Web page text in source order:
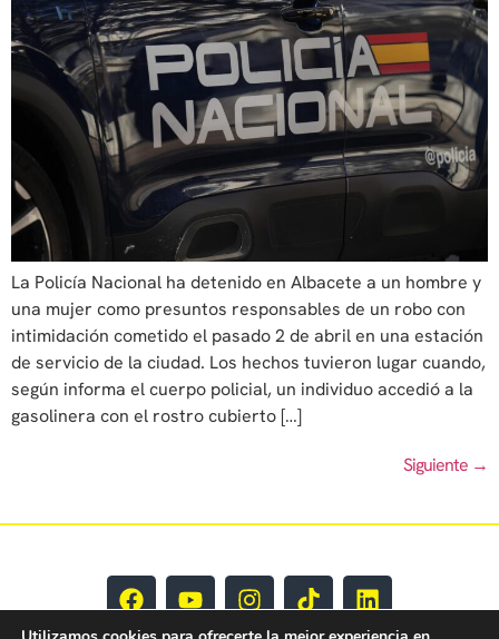
La Policía Nacional ha detenido en Albacete a un hombre y
una mujer como presuntos responsables de un robo con
intimidación cometido el pasado 2 de abril en una estación
de servicio de la ciudad. Los hechos tuvieron lugar cuando,
según informa el cuerpo policial, un individuo accedió a la
gasolinera con el rostro cubierto […]
Siguiente →